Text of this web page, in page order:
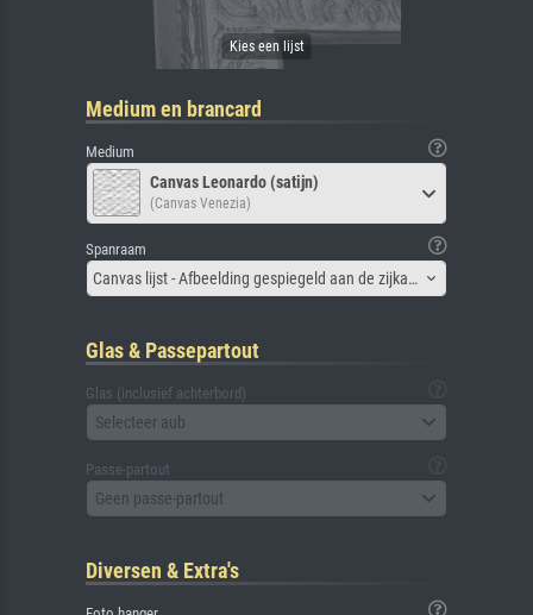
Medium en brancard
Medium
Canvas Leonardo (satijn)
(Canvas Venezia)
Spanraam
Canvas lijst - Afbeelding gespiegeld aan de zijkant
Glas & Passepartout
Glas (inclusief achterbord)
Selecteer aub
Passe-partout
Geen passe-partout
Diversen & Extra's